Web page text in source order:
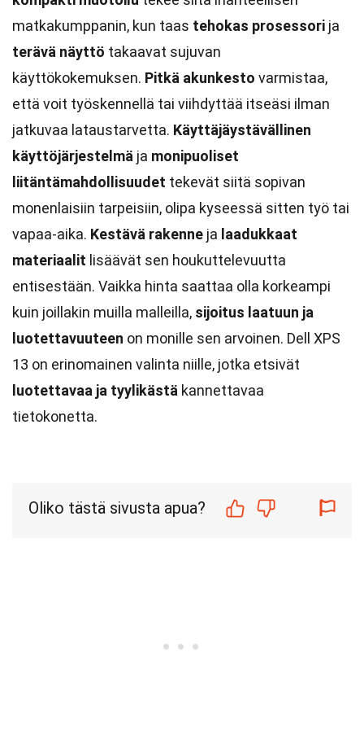
matkakumppanin, kun taas tehokas prosessori ja
terävä näyttö takaavat sujuvan
käyttökokemuksen. Pitkä akunkesto varmistaa,
että voit työskennellä tai viihdyttää itseäsi ilman
jatkuvaa lataustarvetta. Käyttäjäystävällinen
käyttöjärjestelmä ja monipuoliset
liitäntämahdollisuudet tekevät siitä sopivan
monenlaisiin tarpeisiin, olipa kyseessä sitten työ tai
vapaa-aika. Kestävä rakenne ja laadukkaat
materiaalit lisäävät sen houkuttelevuutta
entisestään. Vaikka hinta saattaa olla korkeampi
kuin joillakin muilla malleilla, sijoitus laatuun ja
luotettavuuteen on monille sen arvoinen. Dell XPS
13 on erinomainen valinta niille, jotka etsivät
luotettavaa ja tyylikästä kannettavaa
tietokonetta.
Oliko tästä sivusta apua?